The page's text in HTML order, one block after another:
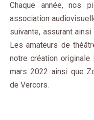
Chaque année, nos
association
suivante, assurant
Les amateurs de
notre création
mars 2022 ainsi que
de Vercors.